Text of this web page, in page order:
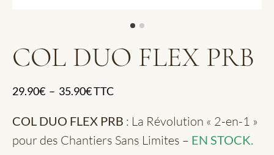
COL DUO FLEX PRB
29.90€ – 35.90€TTC
COL DUO FLEX PRB : La Révolution « 2-en-1 »
pour des Chantiers Sans Limites – EN STOCK.